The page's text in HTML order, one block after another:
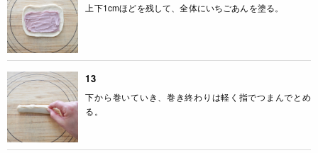
上下1cmほどを残して、全体にいちごあんを塗る。
13
下から巻いていき、巻き終わりは軽く指でつまんでとめ
る。